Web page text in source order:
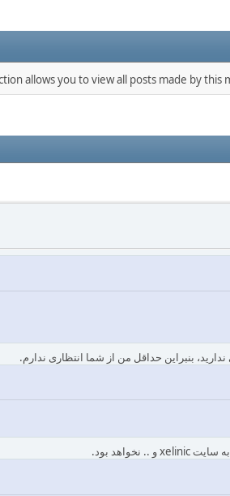
allows you to view all posts made by
بنبراین حداقل من از شما انتظاری ندارم.